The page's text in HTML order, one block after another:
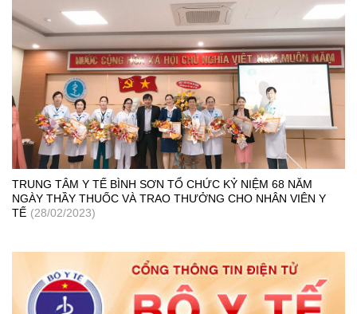
TRUNG TÂM Y TẾ BÌNH SƠN TỔ CHỨC KỶ NIỆM 68 NĂM
NGÀY THẦY THUỐC VÀ TRAO THƯỞNG CHO NHÂN VIÊN Y
TẾ (28/02/2023)